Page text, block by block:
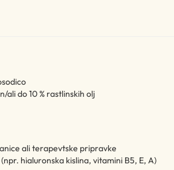
ali do 10 % rastlinskih olj
ali terapevtske pripravke
hialuronska kislina, vitamini B5, E, A)